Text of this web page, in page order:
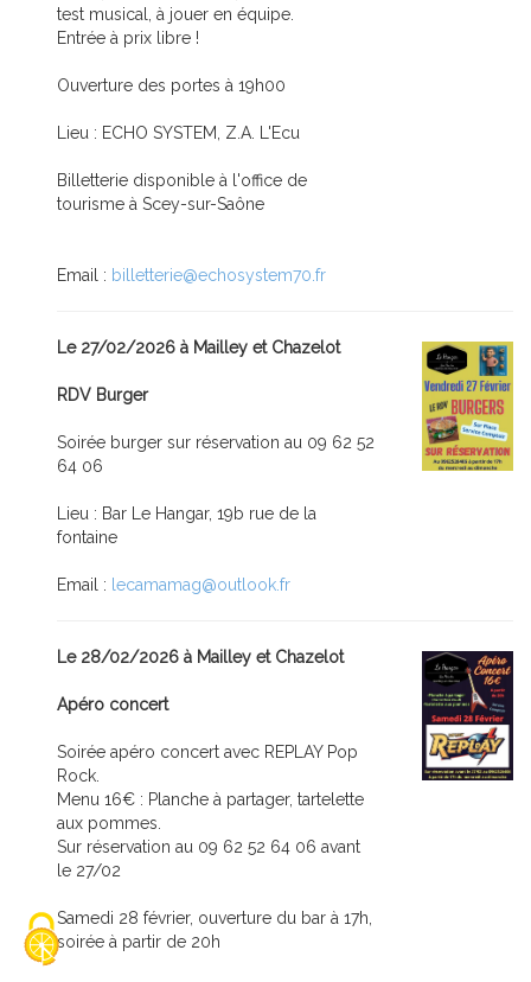
test musical, à jouer en équipe.
Entrée à prix libre !
Ouverture des portes à 19h00
Lieu : ECHO SYSTEM, Z.A. L'Ecu
Billetterie disponible à l'office de
tourisme à Scey-sur-Saône
Email : billetterie@echosystem70.fr
Le 27/02/2026 à Mailley et Chazelot
RDV Burger
Soirée burger sur réservation au 09 62 52
64 06
Lieu : Bar Le Hangar, 19b rue de la
fontaine
Email : lecamamag@outlook.fr
Le 28/02/2026 à Mailley et Chazelot
Apéro concert
Soirée apéro concert avec REPLAY Pop
Rock.
Menu 16€ : Planche à partager, tartelette
aux pommes.
Sur réservation au 09 62 52 64 06 avant
le 27/02
Samedi 28 février, ouverture du bar à 17h,
soirée à partir de 20h